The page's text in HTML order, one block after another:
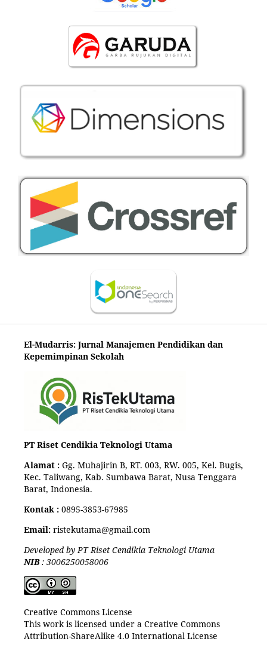
El-Mudarris: Jurnal Manajemen Pendidikan dan
Kepemimpinan Sekolah
PT Riset Cendikia Teknologi Utama
Alamat : Gg. Muhajirin B, RT. 003, RW. 005, Kel. Bugis,
Kec. Taliwang, Kab. Sumbawa Barat, Nusa Tenggara
Barat, Indonesia.
Kontak : 0895-3853-67985
Email:ristekutama@gmail.com
Developed by PT Riset Cendikia Teknologi Utama
NIB: 3006250058006
Creative Commons License
This work is licensed under a Creative Commons
Attribution-ShareAlike 4.0 International License